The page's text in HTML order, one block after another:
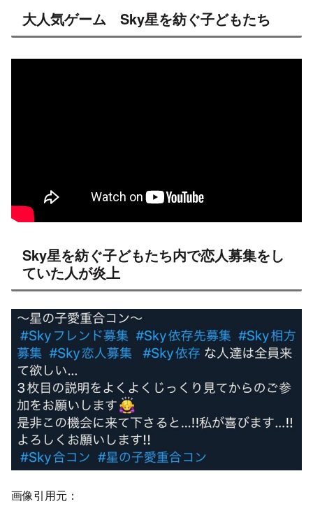
大人気ゲーム Sky星を紡ぐ子どもたち
Sky星を紡ぐ子どもたち内で恋人募集をし
ていた人が炎上
画像引用元：